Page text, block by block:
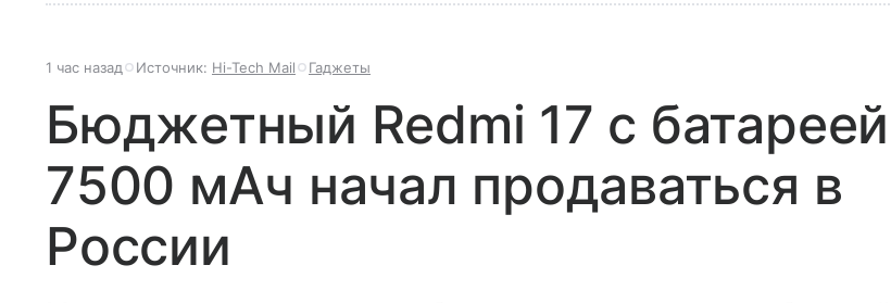
1 час назад Источник: Hi-Tech Mail Гаджеты
Бюджетный Redmi 17 с батареей
7500 мАч начал продаваться в
России